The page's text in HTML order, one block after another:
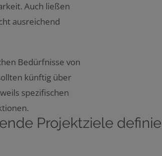
Auch ließen
ausreichend
Bedürfnisse von
künftig über
spezifischen
Projektziele